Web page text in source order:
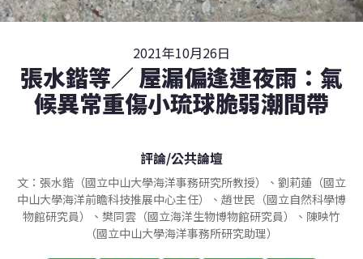
2021年10月26日
張水鍇等／ 屋漏偏逢連夜雨：氣
候異常重傷小琉球脆弱潮間帶
評論/公共論壇
文：張水鍇（國立中山大學海洋事務研究所教授）、劉莉蓮（國立
中山大學海洋前瞻科技推展中心主任）、趙世民（國立自然科學博
物館研究員）、樊同雲（國立海洋生物博物館研究員）、陳映竹
（國立中山大學海洋事務所研究助理）